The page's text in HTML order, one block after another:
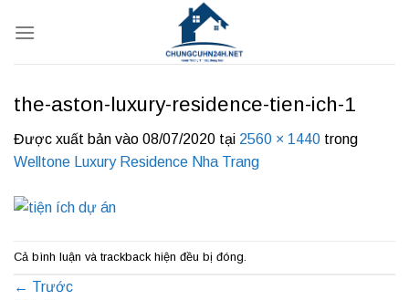
qua
the-aston-luxury-residence-tien-ich-1
Được xuất bản vào 08/07/2020 tại 2560 × 1440 trong
Welltone Luxury Residence Nha Trang
Cả bình luận và trackback hiện đều bị đóng.
← Trước